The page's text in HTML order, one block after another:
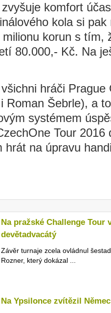
komfort
kola si
korun s tím,
80.000,- Kč. Na
hráči Prague
Roman Šebrle), a
systémem
Tour
hrát na úpravu
Na pražské Challenge Tour
devětadvacátý
Závěr turnaje zcela ovládnul
Rozner, který dokázal ...
Na Ypsilonce zvítězil